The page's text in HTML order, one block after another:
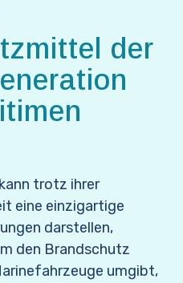
der
trotz ihrer
eine einzigartige
darstellen,
den Brandschutz
umgibt,